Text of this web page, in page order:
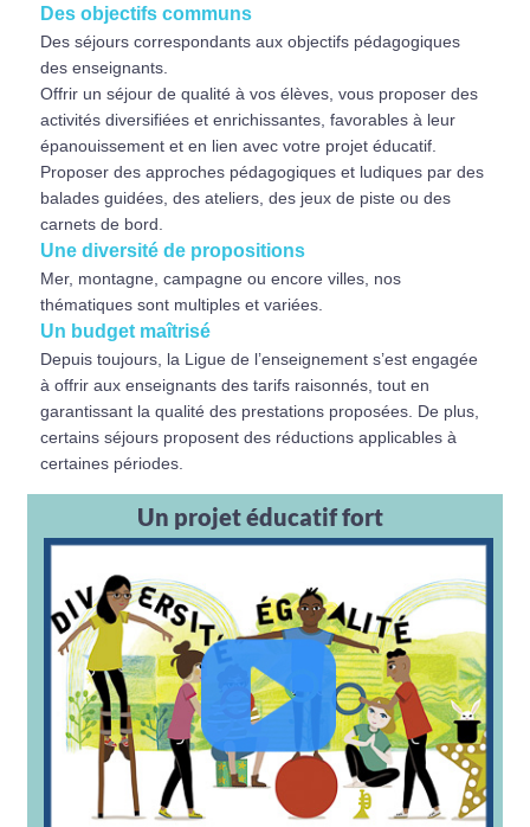
Des objectifs communs
Des séjours correspondants aux objectifs pédagogiques
des enseignants.
Offrir un séjour de qualité à vos élèves, vous proposer des
activités diversifiées et enrichissantes, favorables à leur
épanouissement et en lien avec votre projet éducatif.
Proposer des approches pédagogiques et ludiques par des
balades guidées, des ateliers, des jeux de piste ou des
carnets de bord.
Une diversité de propositions
Mer, montagne, campagne ou encore villes, nos
thématiques sont multiples et variées.
Un budget maîtrisé
Depuis toujours, la Ligue de l’enseignement s’est engagée
à offrir aux enseignants des tarifs raisonnés, tout en
garantissant la qualité des prestations proposées. De plus,
certains séjours proposent des réductions applicables à
certaines périodes.
Un projet éducatif fort